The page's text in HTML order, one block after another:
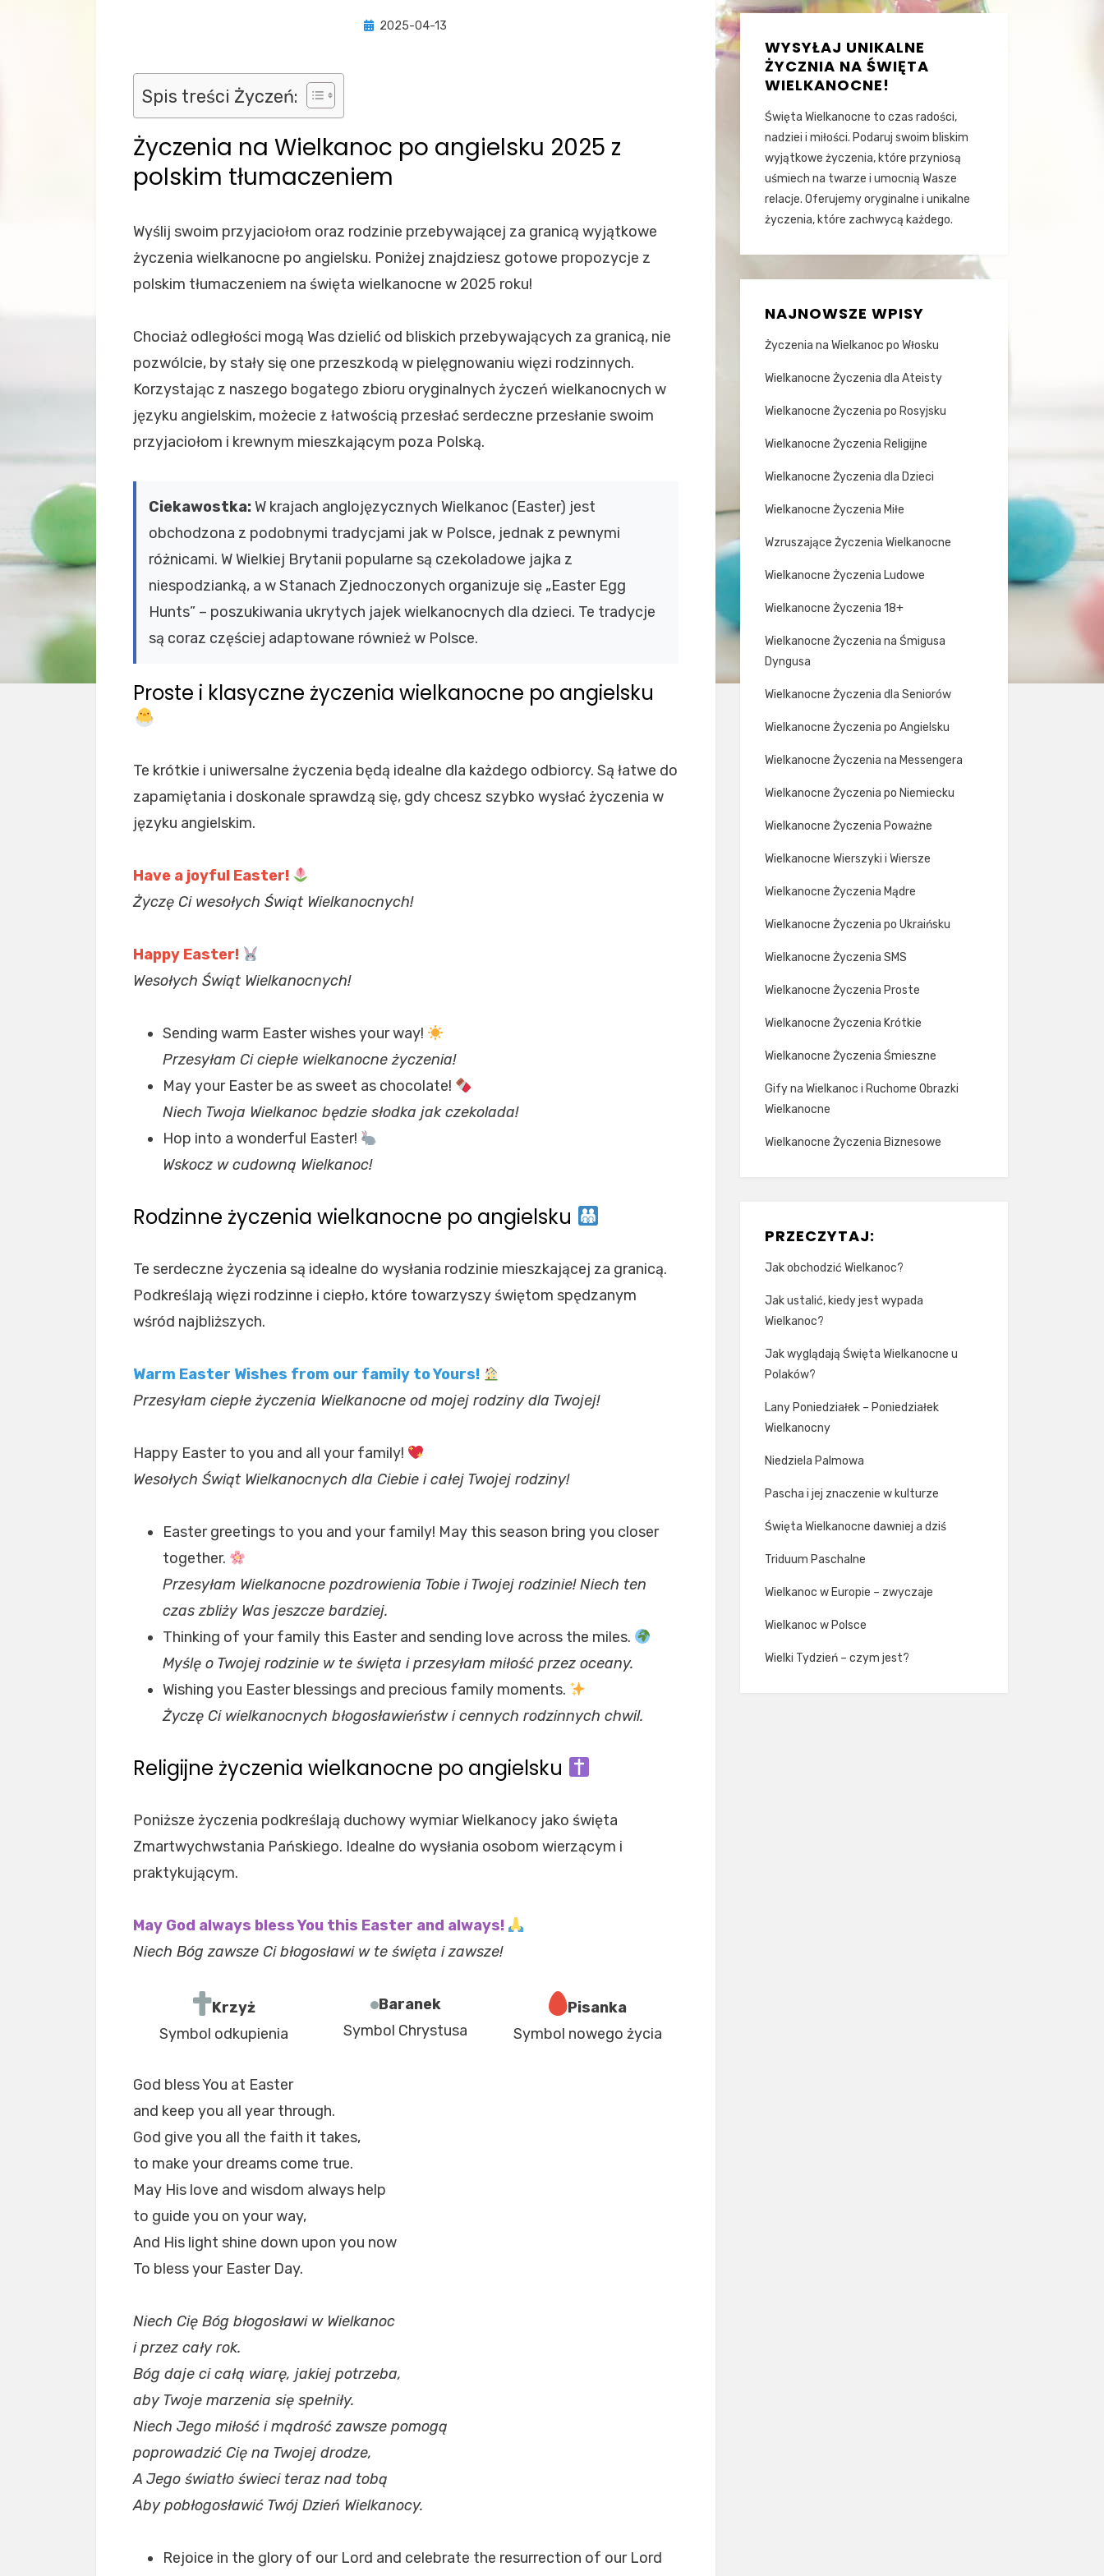
byAdam Zajczewski
Posted
2025-04-13
Spis treści Życzeń:
Życzenia na Wielkanoc po angielsku 2025 z
polskim tłumaczeniem
Wyślij swoim przyjaciołom oraz rodzinie przebywającej za granicą wyjątkowe
życzenia wielkanocne po angielsku. Poniżej znajdziesz gotowe propozycje z
polskim tłumaczeniem na święta wielkanocne w 2025 roku!
Chociaż odległości mogą Was dzielić od bliskich przebywających za granicą, nie
pozwólcie, by stały się one przeszkodą w pielęgnowaniu więzi rodzinnych.
Korzystając z naszego bogatego zbioru oryginalnych życzeń wielkanocnych w
języku angielskim, możecie z łatwością przesłać serdeczne przesłanie swoim
przyjaciołom i krewnym mieszkającym poza Polską.
Ciekawostka:W krajach anglojęzycznych Wielkanoc (Easter) jest
obchodzona z podobnymi tradycjami jak w Polsce, jednak z pewnymi
różnicami. W Wielkiej Brytanii popularne są czekoladowe jajka z
niespodzianką, a w Stanach Zjednoczonych organizuje się „Easter Egg
Hunts” – poszukiwania ukrytych jajek wielkanocnych dla dzieci. Te tradycje
są coraz częściej adaptowane również w Polsce.
Proste i klasyczne życzenia wielkanocne po angielsku
Te krótkie i uniwersalne życzenia będą idealne dla każdego odbiorcy. Są łatwe do
zapamiętania i doskonale sprawdzą się, gdy chcesz szybko wysłać życzenia w
języku angielskim.
Have a joyful Easter!
Życzę Ci wesołych Świąt Wielkanocnych!
Happy Easter!
Wesołych Świąt Wielkanocnych!
Sending warm Easter wishes your way!
Przesyłam Ci ciepłe wielkanocne życzenia!
May your Easter be as sweet as chocolate!
Niech Twoja Wielkanoc będzie słodka jak czekolada!
Hop into a wonderful Easter!
Wskocz w cudowną Wielkanoc!
Rodzinne życzenia wielkanocne po angielsku
Te serdeczne życzenia są idealne do wysłania rodzinie mieszkającej za granicą.
Podkreślają więzi rodzinne i ciepło, które towarzyszy świętom spędzanym
wśród najbliższych.
Warm Easter Wishes from our family to Yours!
Przesyłam ciepłe życzenia Wielkanocne od mojej rodziny dla Twojej!
Happy Easter to you and all your family!
Wesołych Świąt Wielkanocnych dla Ciebie i całej Twojej rodziny!
Easter greetings to you and your family! May this season bring you closer
together.
Przesyłam Wielkanocne pozdrowienia Tobie i Twojej rodzinie! Niech ten
czas zbliży Was jeszcze bardziej.
Thinking of your family this Easter and sending love across the miles.
Myślę o Twojej rodzinie w te święta i przesyłam miłość przez oceany.
Wishing you Easter blessings and precious family moments.
Życzę Ci wielkanocnych błogosławieństw i cennych rodzinnych chwil.
Religijne życzenia wielkanocne po angielsku
Poniższe życzenia podkreślają duchowy wymiar Wielkanocy jako święta
Zmartwychwstania Pańskiego. Idealne do wysłania osobom wierzącym i
praktykującym.
May God always bless You this Easter and always!
Niech Bóg zawsze Ci błogosławi w te święta i zawsze!
Krzyż
Symbol odkupienia
Baranek
Symbol Chrystusa
Pisanka
Symbol nowego życia
God bless You at Easter
and keep you all year through.
God give you all the faith it takes,
to make your dreams come true.
May His love and wisdom always help
to guide you on your way,
And His light shine down upon you now
To bless your Easter Day.
Niech Cię Bóg błogosławi w Wielkanoc
i przez cały rok.
Bóg daje ci całą wiarę, jakiej potrzeba,
aby Twoje marzenia się spełniły.
Niech Jego miłość i mądrość zawsze pomogą
poprowadzić Cię na Twojej drodze,
A Jego światło świeci teraz nad tobą
Aby pobłogosławić Twój Dzień Wielkanocy.
Rejoice in the glory of our Lord and celebrate the resurrection of our Lord
WYSYŁAJ UNIKALNE
ŻYCZNIA NA ŚWIĘTA
WIELKANOCNE!
Święta Wielkanocne to czas radości,
nadziei i miłości. Podaruj swoim bliskim
wyjątkowe życzenia, które przyniosą
uśmiech na twarze i umocnią Wasze
relacje. Oferujemy oryginalne i unikalne
życzenia, które zachwycą każdego.
NAJNOWSZE WPISY
Życzenia na Wielkanoc po Włosku
Wielkanocne Życzenia dla Ateisty
Wielkanocne Życzenia po Rosyjsku
Wielkanocne Życzenia Religijne
Wielkanocne Życzenia dla Dzieci
Wielkanocne Życzenia Miłe
Wzruszające Życzenia Wielkanocne
Wielkanocne Życzenia Ludowe
Wielkanocne Życzenia 18+
Wielkanocne Życzenia na Śmigusa
Dyngusa
Wielkanocne Życzenia dla Seniorów
Wielkanocne Życzenia po Angielsku
Wielkanocne Życzenia na Messengera
Wielkanocne Życzenia po Niemiecku
Wielkanocne Życzenia Poważne
Wielkanocne Wierszyki i Wiersze
Wielkanocne Życzenia Mądre
Wielkanocne Życzenia po Ukraińsku
Wielkanocne Życzenia SMS
Wielkanocne Życzenia Proste
Wielkanocne Życzenia Krótkie
Wielkanocne Życzenia Śmieszne
Gify na Wielkanoc i Ruchome Obrazki
Wielkanocne
Wielkanocne Życzenia Biznesowe
PRZECZYTAJ:
Jak obchodzić Wielkanoc?
Jak ustalić, kiedy jest wypada
Wielkanoc?
Jak wyglądają Święta Wielkanocne u
Polaków?
Lany Poniedziałek – Poniedziałek
Wielkanocny
Niedziela Palmowa
Pascha i jej znaczenie w kulturze
Święta Wielkanocne dawniej a dziś
Triduum Paschalne
Wielkanoc w Europie – zwyczaje
Wielkanoc w Polsce
Wielki Tydzień – czym jest?